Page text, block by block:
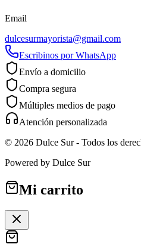
Email
dulcesurmayorista@gmail.com
Escribinos por WhatsApp
Envío a domicilio
Compra segura
Múltiples medios de pago
Atención personalizada
© 2026 Dulce Sur- Todos los
Powered by Dulce Sur
Mi carrito